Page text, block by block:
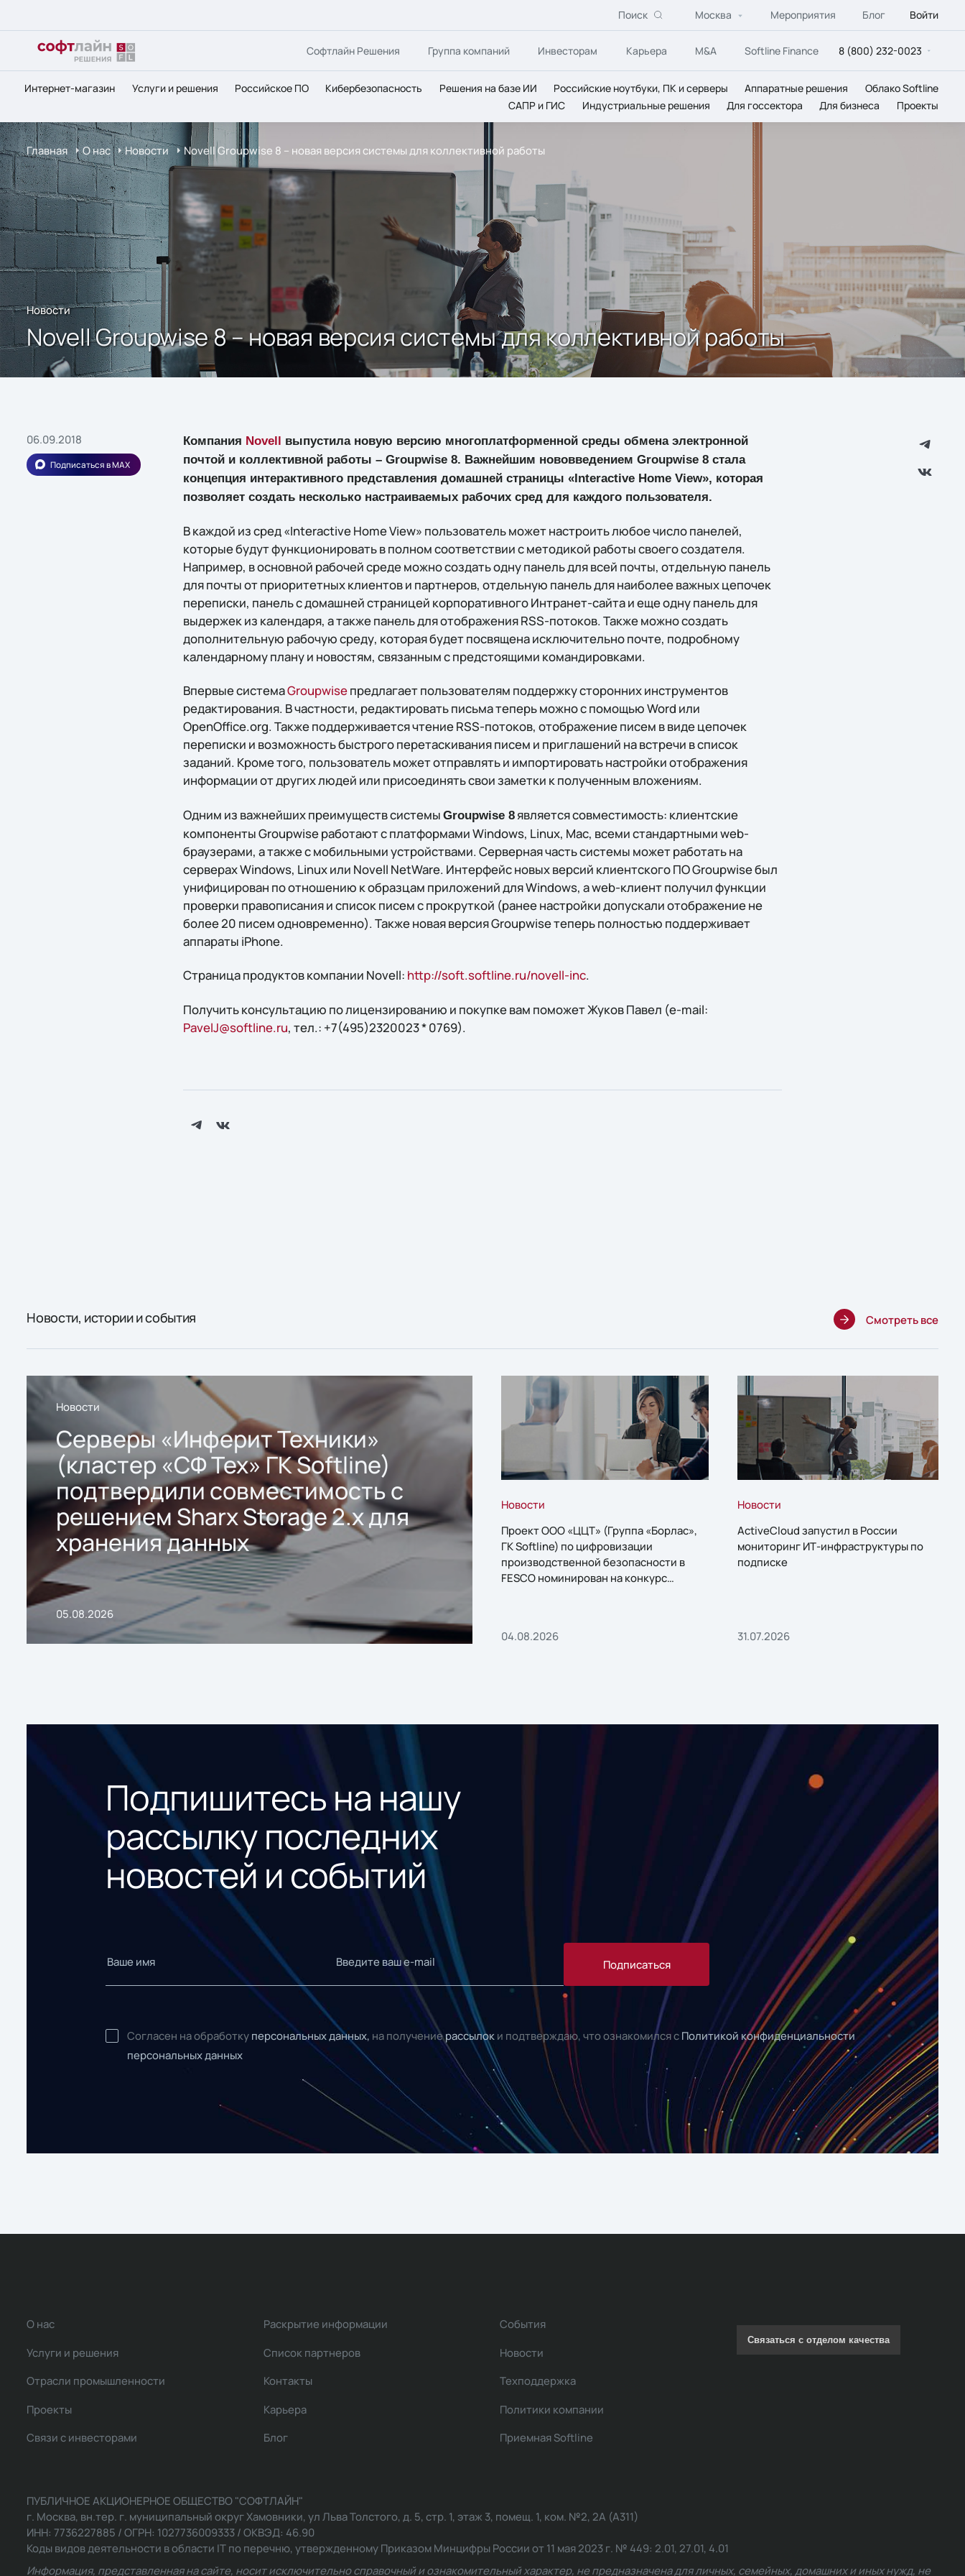
Поиск Москва Мероприятия Блог Войти
Софтлайн Решения Группа компаний Инвесторам Карьера M&A Softline Finance 8 (800) 232-0023
Интернет-магазин Услуги и решения Российское ПО Кибербезопасность Решения на базе ИИ Российские ноутбуки, ПК и серверы Аппаратные решения
Облако Softline
САПР и ГИС
Индустриальные решения Для госсектора Для бизнеса Проекты
Главная О нас Новости Novell Groupwise 8 – новая версия системы для коллективной работы
Новости
Novell Groupwise 8 – новая версия системы для коллективной работы
06.09.2018
Подписаться в MAX
Компания Novell выпустила новую версию многоплатформенной среды обмена электронной
почтой и коллективной работы – Groupwise 8. Важнейшим нововведением Groupwise 8 стала
концепция интерактивного представления домашней страницы «Interactive Home View», которая
позволяет создать несколько настраиваемых рабочих сред для каждого пользователя.
В каждой из сред «Interactive Home View» пользователь может настроить любое число панелей,
которые будут функционировать в полном соответствии с методикой работы своего создателя.
Например, в основной рабочей среде можно создать одну панель для всей почты, отдельную панель
для почты от приоритетных клиентов и партнеров, отдельную панель для наиболее важных цепочек
переписки, панель с домашней страницей корпоративного Интранет-сайта и еще одну панель для
выдержек из календаря, а также панель для отображения RSS-потоков. Также можно создать
дополнительную рабочую среду, которая будет посвящена исключительно почте, подробному
календарному плану и новостям, связанным с предстоящими командировками.
Впервые системаGroupwiseпредлагает пользователям поддержку сторонних инструментов
редактирования. В частности, редактировать письма теперь можно с помощью Word или
OpenOffice.org. Также поддерживается чтение RSS-потоков, отображение писем в виде цепочек
переписки и возможность быстрого перетаскивания писем и приглашений на встречи в список
заданий. Кроме того, пользователь может отправлять и импортировать настройки отображения
информации от других людей или присоединять свои заметки к полученным вложениям.
Одним из важнейших преимуществ системы Groupwise 8является совместимость: клиентские
компоненты Groupwise работают с платформами Windows, Linux, Mac, всеми стандартными web-
браузерами, а также с мобильными устройствами. Серверная часть системы может работать на
серверах Windows, Linux или Novell NetWare. Интерфейс новых версий клиентского ПО Groupwise был
унифицирован по отношению к образцам приложений для Windows, а web-клиент получил функции
проверки правописания и список писем с прокруткой (ранее настройки допускали отображение не
более 20 писем одновременно). Также новая версия Groupwise теперь полностью поддерживает
аппараты iPhone.
Страница продуктов компании Novell: http://soft.softline.ru/novell-inc.
Получить конcультацию по лицензированию и покупке вам поможет Жуков Павел (e-mail:
PavelJ@softline.ru, тел.: +7(495)2320023 * 0769).
Новости, истории и события Смотреть все
Новости
Серверы «Инферит Техники»
(кластер «СФ Тех» ГК Softline)
подтвердили совместимость с
решением Sharx Storage 2.x для
хранения данных
05.08.2026
Новости
Проект ООО «ЦЦТ» (Группа «Борлас»,
ГК Softline) по цифровизации
производственной безопасности в
FESCO номинирован на конкурс
04.08.2026
Новости
ActiveCloud запустил в России
мониторинг ИТ-инфраструктуры по
подписке
31.07.2026
Подпишитесь на нашу
рассылку последних
новостей и событий
Подписаться
Согласен на обработку персональных данных, на получениерассылок и подтверждаю, что ознакомился с Политикой конфиденциальности
персональных данных
О нас
Услуги и решения
Отрасли промышленности
Проекты
Связи с инвесторами
Раскрытие информации
Список партнеров
Контакты
Карьера
Блог
События
Новости
Техподдержка
Политики компании
Приемная Softline
Связаться с отделом качества
ПУБЛИЧНОЕ АКЦИОНЕРНОЕ ОБЩЕСТВО "СОФТЛАЙН"
г. Москва, вн.тер. г. муниципальный округ Хамовники, ул Льва Толстого, д. 5, стр. 1, этаж 3, помещ. 1, ком. №2, 2А (А311)
ИНН: 7736227885 / ОГРН: 1027736009333 / ОКВЭД: 46.90
Коды видов деятельности в области IT по перечню, утвержденному Приказом Минцифры России от 11 мая 2023 г. № 449: 2.01, 27.01, 4.01
Информация, представленная на сайте, носит исключительно справочный и ознакомительный характер, не предназначена для личных, семейных, домашних и иных нужд, не